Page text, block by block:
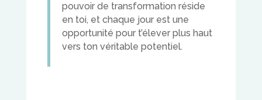
pouvoir de transformation réside
en toi, et chaque jour est une
opportunité pour t’élever plus haut
vers ton véritable potentiel.